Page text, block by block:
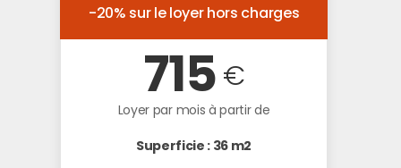
-20% sur le loyer hors charges
715 €
Loyer par mois à partir de
Superficie : 36 m2